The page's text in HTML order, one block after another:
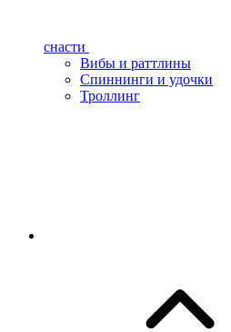
снасти
Вибы и раттлины
Спиннинги и удочки
Троллинг